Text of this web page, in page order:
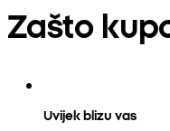
Zašto
Uvijek blizu vas